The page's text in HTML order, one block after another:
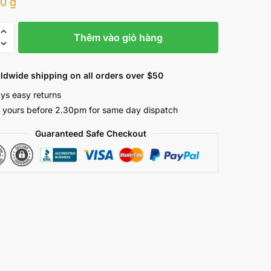
Thêm vào giỏ hàng
shipping on all orders over $50
easy returns
yours before 2.30pm for same day dispatch
Guaranteed Safe Checkout